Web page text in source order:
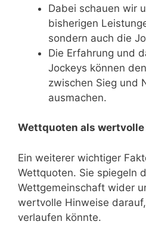
Dabei schauen wir
bisherigen
sondern auch die
Die Erfahrung und
Jockeys können
zwischen Sieg und
ausmachen.
Wettquoten als wertvolle
Ein weiterer wichtiger
Wettquoten. Sie spiegeln
Wettgemeinschaft wider
wertvolle Hinweise
verlaufen könnte.